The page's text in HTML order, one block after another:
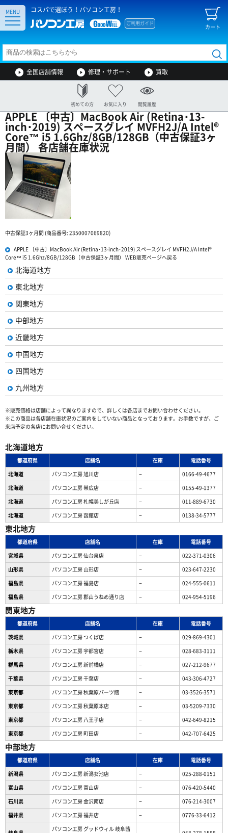
コスパで選ぼう！パソコン工房！
カート
ご利用ガイド
MENU
全国店舗情報 修理・サポート 買取
初めての方 お気に入り 閲覧履歴
APPLE 〔中古〕MacBook Air (Retina･13-
inch･2019) スペースグレイ MVFH2J/A Intel®
Core™ i5 1.6Ghz/8GB/128GB（中古保証3ヶ
月間） 各店舗在庫状況
中古保証3ヶ月間 (商品番号: 2350007069820)
APPLE 〔中古〕MacBook Air (Retina･13-inch･2019) スペースグレイ MVFH2J/A Intel®
Core™ i5 1.6Ghz/8GB/128GB（中古保証3ヶ月間） WEB販売ページへ戻る
北海道地方
東北地方
関東地方
中部地方
近畿地方
中国地方
四国地方
九州地方
※販売価格は店舗によって異なりますので、詳しくは各店までお問い合わせください。
※この商品は各店舗在庫状況のご案内をしていない商品となっております。お手数ですが、ご
来店予定の各店にお問い合せください。
北海道地方
都道府県 店舗名 在庫
電話番号
北海道
パソコン工房 旭川店 −
0166-49-4677
北海道
パソコン工房 帯広店 −
0155-49-1377
北海道
パソコン⼯房 札幌美しが丘店 −
011-889-6730
北海道
パソコン工房 函館店 − 0138-34-5777
東北地方
都道府県 店舗名 在庫
電話番号
宮城県
パソコン工房 仙台泉店 −
022-371-0306
山形県
パソコン工房 山形店 −
023-647-2230
福島県
パソコン工房 福島店 −
024-555-0611
福島県
パソコン工房 郡山うねめ通り店 − 024-954-5196
関東地方
都道府県 店舗名 在庫
電話番号
茨城県
パソコン工房 つくば店 −
029-869-4301
栃木県
パソコン工房 宇都宮店 −
028-683-3111
群馬県
パソコン工房 新前橋店 −
027-212-9677
千葉県
パソコン工房 千葉店 −
043-306-4727
東京都
パソコン工房 秋葉原パーツ館 −
03-3526-3571
東京都
パソコン工房 秋葉原本店 −
03-5209-7330
東京都
パソコン工房 八王子店 −
042-649-8215
東京都
パソコン工房 町田店 − 042-707-6425
中部地方
都道府県 店舗名 在庫
電話番号
新潟県
パソコン工房 新潟女池店 −
025-288-0151
富山県
パソコン工房 富山店 −
076-420-5440
石川県
パソコン工房 金沢南店 −
076-214-3007
福井県
パソコン工房 福井店 − 0776-33-6412
パソコン工房 グッドウィル 岐阜茜